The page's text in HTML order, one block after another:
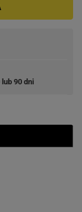
lub 90 dni